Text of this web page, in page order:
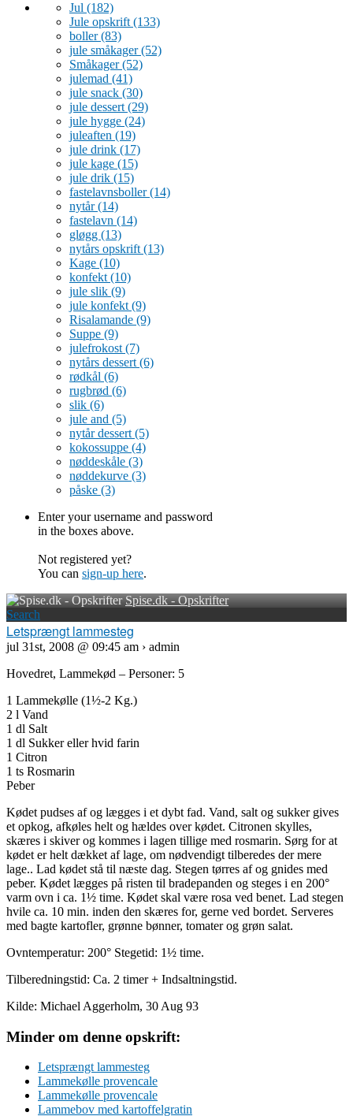
Jul (182)
Jule opskrift (133)
boller(83)
jule småkager(52)
Småkager(52)
julemad (41)
jule snack (30)
jule dessert (29)
jule hygge (24)
juleaften (19)
jule drink (17)
jule kage (15)
jule drik (15)
fastelavnsboller(14)
nytår(14)
fastelavn (14)
gløgg (13)
nytårs opskrift (13)
Kage (10)
konfekt (10)
jule slik (9)
jule konfekt (9)
Risalamande (9)
Suppe (9)
julefrokost (7)
nytårs dessert (6)
rødkål (6)
rugbrød (6)
slik (6)
jule and (5)
nytår dessert (5)
kokossuppe (4)
nøddeskåle (3)
nøddekurve (3)
påske (3)
Enter your username and password
in the boxes above.
Not registered yet?
You can sign-up here.
Spise.dk - Opskrifter
Search
Letsprængt lammesteg
jul 31st, 2008 @ 09:45 am › admin
Hovedret, Lammekød – Personer: 5
1 Lammekølle (1½-2 Kg.)
2 l Vand
1 dl Salt
1 dl Sukker eller hvid farin
1 Citron
1 ts Rosmarin
Peber
Kødet pudses af og lægges i et dybt fad. Vand, salt og sukker gives
et opkog, afkøles helt og hældes over kødet. Citronen skylles,
skæres i skiver og kommes i lagen tillige med rosmarin. Sørg for at
kødet er helt dækket af lage, om nødvendigt tilberedes der mere
lage.. Lad kødet stå til næste dag. Stegen tørres af og gnides med
peber. Kødet lægges på risten til bradepanden og steges i en 200°
varm ovn i ca. 1½ time. Kødet skal være rosa ved benet. Lad stegen
hvile ca. 10 min. inden den skæres for, gerne ved bordet. Serveres
med bagte kartofler, grønne bønner, tomater og grøn salat.
Ovntemperatur: 200° Stegetid: 1½ time.
Tilberedningstid: Ca. 2 timer + Indsaltningstid.
Kilde: Michael Aggerholm, 30 Aug 93
Minder om denne opskrift:
Letsprængt lammesteg
Lammekølle provencale
Lammekølle provencale
Lammebov med kartoffelgratin